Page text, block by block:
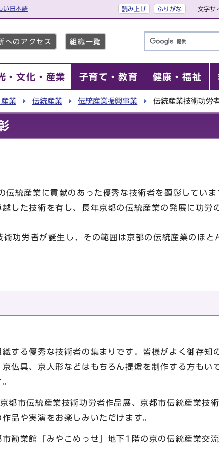
い日本語 読み上げ ふりがな 文字サ
へのアクセス 組織一覧
・文化・産業 子育て・教育 健康・福祉
産業 伝統産業 伝統産業振興事業 伝統産業技術功労
統産業に貢献のあった優秀な技術者を顕彰していま
した技術を有し、長年京都の伝統産業の発展に功労
功労者が誕生し、その範囲は京都の伝統産業のほと
する優秀な技術者の集まりです。皆様がよく御存知
仏具、京人形などはもちろん提燈を制作する方もい
市伝統産業技術功労者作品展、京都市伝統産業技術
品や実演をお楽しみいただけます。
勧業館「みやこめっせ」地下1階の京の伝統産業交